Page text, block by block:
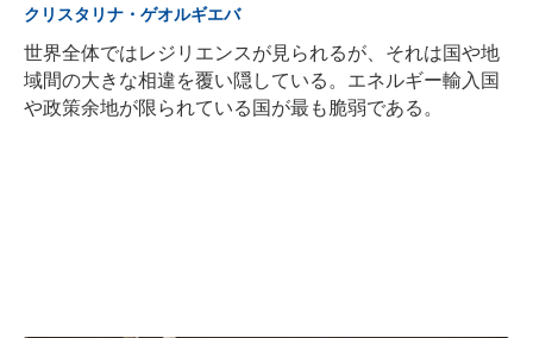
クリスタリナ・ゲオルギエバ
世界全体ではレジリエンスが見られるが、それは国や地
域間の大きな相違を覆い隠している。エネルギー輸入国
や政策余地が限られている国が最も脆弱である。